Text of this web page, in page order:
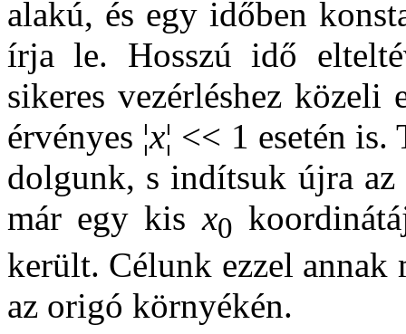
alakú, és egy időben
írja le. Hosszú idő
sikeres vezérléshez közeli
érvényes ¦x¦ << 1 esetén
dolgunk, s indítsuk újra az
már egy kisx0
került. Célunk ezzel annak
az origó környékén.